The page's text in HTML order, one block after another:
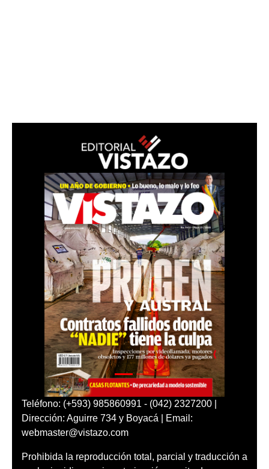
Teléfono: (+593) 985860991 - (042) 2327200 |
Dirección: Aguirre 734 y Boyacá | Email:
webmaster@vistazo.com
Prohibida la reproducción total, parcial y traducción a